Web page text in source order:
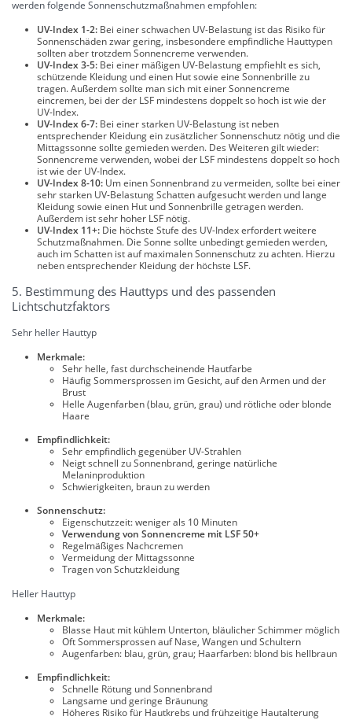
werden folgende Sonnenschutzmaßnahmen empfohlen:
UV-Index 1-2: Bei einer schwachen UV-Belastung ist das Risiko für
Sonnenschäden zwar gering, insbesondere empfindliche Hauttypen
sollten aber trotzdem Sonnencreme verwenden.
UV-Index 3-5: Bei einer mäßigen UV-Belastung empfiehlt es sich,
schützende Kleidung und einen Hut sowie eine Sonnenbrille zu
tragen. Außerdem sollte man sich mit einer Sonnencreme
eincremen, bei der der LSF mindestens doppelt so hoch ist wie der
UV-Index.
UV-Index 6-7: Bei einer starken UV-Belastung ist neben
entsprechender Kleidung ein zusätzlicher Sonnenschutz nötig und die
Mittagssonne sollte gemieden werden. Des Weiteren gilt wieder:
Sonnencreme verwenden, wobei der LSF mindestens doppelt so hoch
ist wie der UV-Index.
UV-Index 8-10: Um einen Sonnenbrand zu vermeiden, sollte bei einer
sehr starken UV-Belastung Schatten aufgesucht werden und lange
Kleidung sowie einen Hut und Sonnenbrille getragen werden.
Außerdem ist sehr hoher LSF nötig.
UV-Index 11+: Die höchste Stufe des UV-Index erfordert weitere
Schutzmaßnahmen. Die Sonne sollte unbedingt gemieden werden,
auch im Schatten ist auf maximalen Sonnenschutz zu achten. Hierzu
neben entsprechender Kleidung der höchste LSF.
5. Bestimmung des Hauttyps und des passenden
Lichtschutzfaktors
Sehr heller Hauttyp
Merkmale:
Sehr helle, fast durchscheinende Hautfarbe
Häufig Sommersprossen im Gesicht, auf den Armen und der
Brust
Helle Augenfarben (blau, grün, grau) und rötliche oder blonde
Haare
Empfindlichkeit:
Sehr empfindlich gegenüber UV-Strahlen
Neigt schnell zu Sonnenbrand, geringe natürliche
Melaninproduktion
Schwierigkeiten, braun zu werden
Sonnenschutz:
Eigenschutzzeit: weniger als 10 Minuten
Verwendung von Sonnencreme mit LSF 50+
Regelmäßiges Nachcremen
Vermeidung der Mittagssonne
Tragen von Schutzkleidung
Heller Hauttyp
Merkmale:
Blasse Haut mit kühlem Unterton, bläulicher Schimmer möglich
Oft Sommersprossen auf Nase, Wangen und Schultern
Augenfarben: blau, grün, grau; Haarfarben: blond bis hellbraun
Empfindlichkeit:
Schnelle Rötung und Sonnenbrand
Langsame und geringe Bräunung
Höheres Risiko für Hautkrebs und frühzeitige Hautalterung